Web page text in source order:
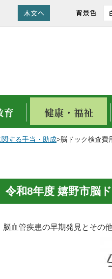
する手当・助成>脳ドック検査費
令和8年度 嬉野市脳
管疾患の早期発見とその他